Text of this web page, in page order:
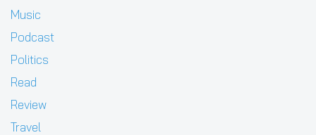
Music
Podcast
Politics
Read
Review
Travel